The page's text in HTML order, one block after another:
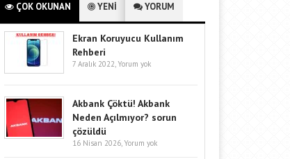
ÇOK OKUNAN YENİ YORUM
Ekran Koruyucu Kullanım
Rehberi
7 Aralık 2022, Yorum yok
Akbank Çöktü! Akbank
Neden Açılmıyor? sorun
çözüldü
16 Nisan 2026, Yorum yok